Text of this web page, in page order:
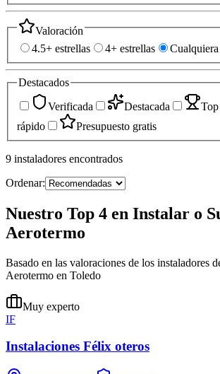
Valoración
4.5+ estrellas
4+ estrellas Cualquiera
Destacados
Verificada
Destacada Top
rápido
Presupuesto gratis
9 instaladores encontrados
Ordenar:
Nuestro Top 4 en Instalar o
Aerotermo
Basado en las valoraciones de los instaladores
Aerotermo en Toledo
Muy experto
IF
Instalaciones Félix oteros